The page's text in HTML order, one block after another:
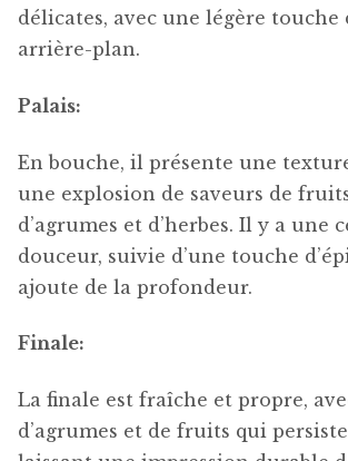
délicates, avec une légère touche
arrière-plan.
Palais:
En bouche, il présente une
une explosion de saveurs de
d’agrumes et d’herbes. Il y a une
douceur, suivie d’une touche
ajoute de la profondeur.
Finale:
La finale est fraîche et propre,
d’agrumes et de fruits qui